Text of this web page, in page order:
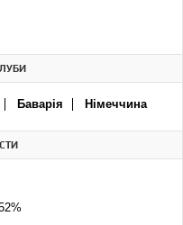
Баварія Німеччина